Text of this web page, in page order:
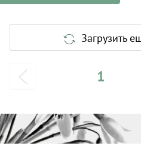
Загрузить
1